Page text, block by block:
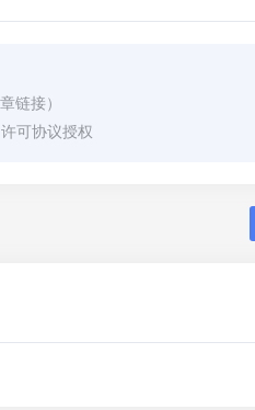
链接）
可协议授权